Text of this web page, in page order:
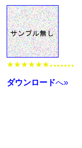
★★★★★★ ★★★★★★★
ダウンロードへ»